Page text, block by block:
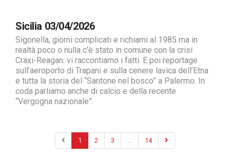
Sicilia 03/04/2026
Sigonella, giorni complicati e richiami al 1985 ma in
realtà poco o nulla c’è stato in comune con la crisi
Craxi-Reagan: vi raccontiamo i fatti. E poi reportage
sull’aeroporto di Trapani e sulla cenere lavica dell’Etna
e tutta la storia del “Santone nel bosco” a Palermo. In
coda parliamo anche di calcio e della recente
“Vergogna nazionale”.
1 2 3 14